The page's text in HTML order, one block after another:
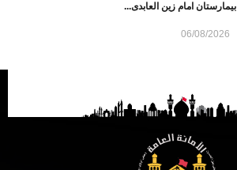
بیمارستان امام زین العابدی...
06/08/2026